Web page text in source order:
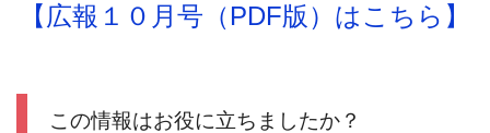
【広報１０月号（PDF版）はこちら】
この情報はお役に立ちましたか？